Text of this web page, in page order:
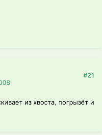
#21
из хвоста, погрызёт и